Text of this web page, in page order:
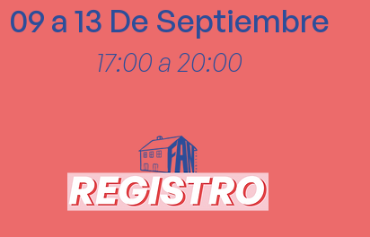
09 a 13 De Septiembre
17:00 a 20:00